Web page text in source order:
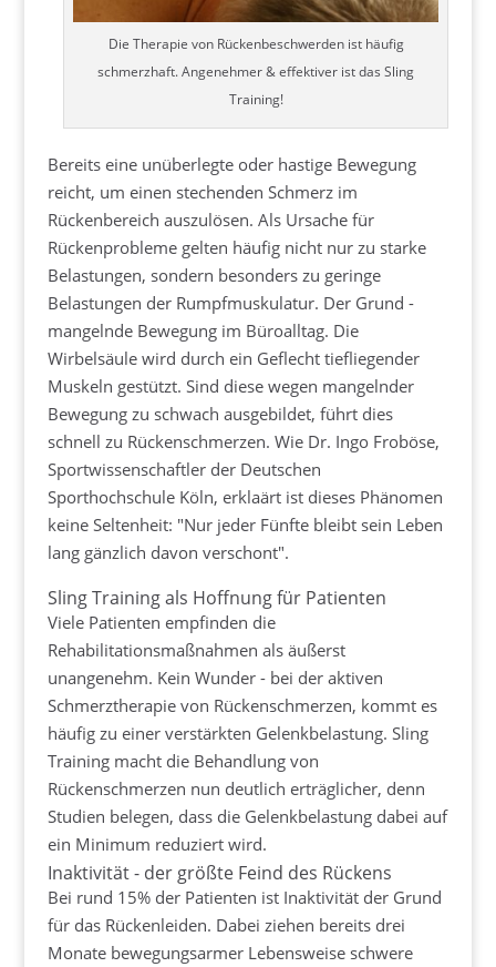
Die Therapie von Rückenbeschwerden ist häufig
schmerzhaft. Angenehmer & effektiver ist das Sling
Training!
Bereits eine unüberlegte oder hastige Bewegung
reicht, um einen stechenden Schmerz im
Rückenbereich auszulösen. Als Ursache für
Rückenprobleme gelten häufig nicht nur zu starke
Belastungen, sondern besonders zu geringe
Belastungen der Rumpfmuskulatur. Der Grund -
mangelnde Bewegung im Büroalltag. Die
Wirbelsäule wird durch ein Geflecht tiefliegender
Muskeln gestützt. Sind diese wegen mangelnder
Bewegung zu schwach ausgebildet, führt dies
schnell zu Rückenschmerzen. Wie Dr. Ingo Froböse,
Sportwissenschaftler der Deutschen
Sporthochschule Köln, erklaärt ist dieses Phänomen
keine Seltenheit: "Nur jeder Fünfte bleibt sein Leben
lang gänzlich davon verschont".
Sling Training als Hoffnung für Patienten
Viele Patienten empfinden die
Rehabilitationsmaßnahmen als äußerst
unangenehm. Kein Wunder - bei der aktiven
Schmerztherapie von Rückenschmerzen, kommt es
häufig zu einer verstärkten Gelenkbelastung. Sling
Training macht die Behandlung von
Rückenschmerzen nun deutlich erträglicher, denn
Studien belegen, dass die Gelenkbelastung dabei auf
ein Minimum reduziert wird.
Inaktivität - der größte Feind des Rückens
Bei rund 15% der Patienten ist Inaktivität der Grund
für das Rückenleiden. Dabei ziehen bereits drei
Monate bewegungsarmer Lebensweise schwere